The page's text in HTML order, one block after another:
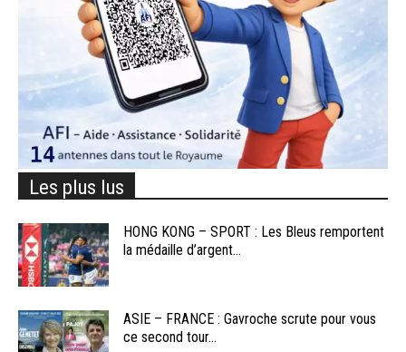
Les plus lus
HONG KONG – SPORT : Les Bleus remportent
la médaille d’argent...
ASIE – FRANCE : Gavroche scrute pour vous
ce second tour...